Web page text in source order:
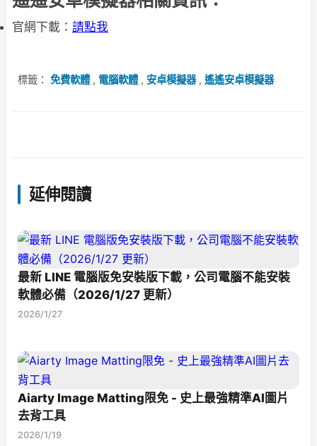
官網下載： 請點我
標籤： 免費軟體, 電腦軟體, 安卓模擬器, 遙遙安卓模擬器
延伸閱讀
最新 LINE 電腦版免安裝版下載，公司電腦不能安裝
軟體必備（2026/1/27 更新）
2026/1/27
Aiarty Image Matting限免 - 史上最強精準AI圖片
去背工具
2026/1/19